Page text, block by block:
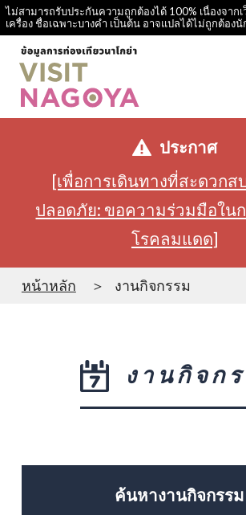
ไม่สามารถรับประกันความถูกต้องได้ 100% เนื่องจาก
เครื่อง ชื่อเฉพาะบางคำ เป็นต้น อาจแปลได้ไม่ถูกต้องนั
ประกาศ
[เพื่อการเดินทางที่สะดวกส
ปลอดภัย: ขอความร่วมมือใน
โรคลมแดด]
หน้าหลัก งานกิจกรรม
งานกิจก
ค้นหางานกิจกรรม